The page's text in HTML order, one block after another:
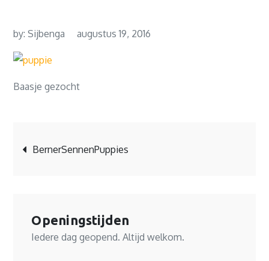
by:Sijbenga augustus 19, 2016
Baasje gezocht
navigatie
BernerSennenPuppies
Openingstijden
Iedere dag geopend. Altijd welkom.